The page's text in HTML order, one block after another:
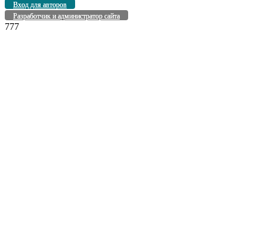
Вход для авторов
Разработчик и администратор сайта
777